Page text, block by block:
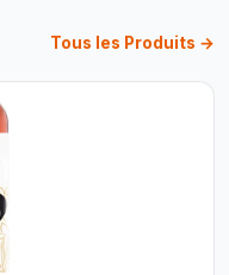
Tous les Produits →